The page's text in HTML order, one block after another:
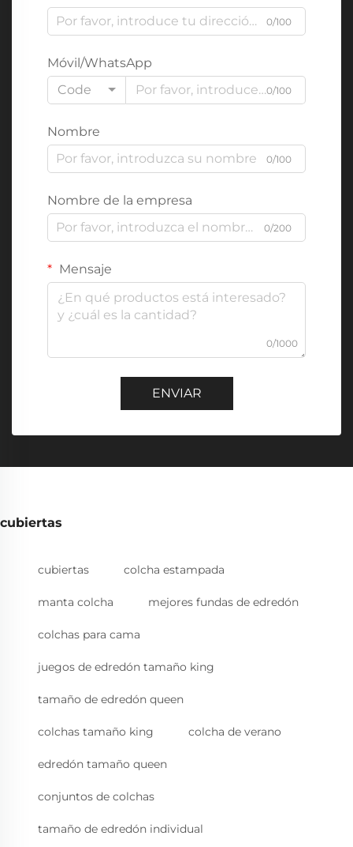
0/100
Móvil/WhatsApp
Code
0/100
Nombre
0/100
Nombre de la empresa
0/200
Mensaje
0/1000
ENVIAR
cubiertas
cubiertas colcha estampada
manta colcha mejores fundas de edredón
colchas para cama
juegos de edredón tamaño king
tamaño de edredón queen
colchas tamaño king colcha de verano
edredón tamaño queen
conjuntos de colchas
tamaño de edredón individual